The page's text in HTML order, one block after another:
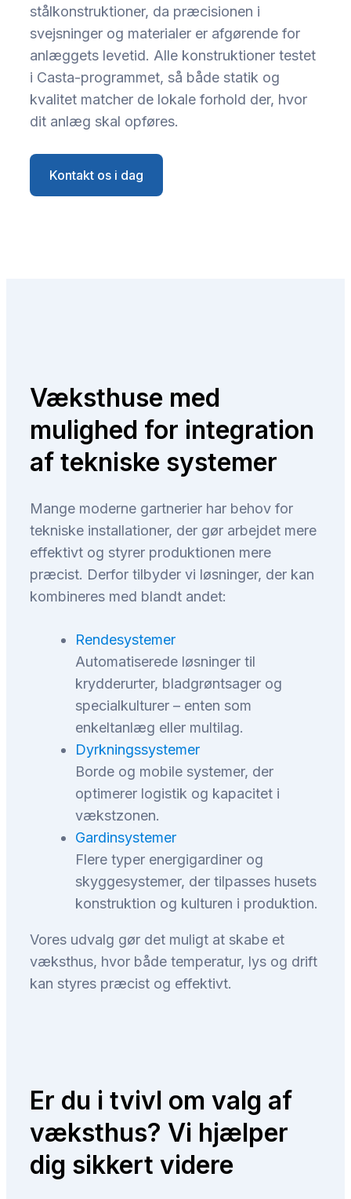
stålkonstruktioner, da præcisionen i
svejsninger og materialer er afgørende for
anlæggets levetid. Alle konstruktioner testet
i Casta-programmet, så både statik og
kvalitet matcher de lokale forhold der, hvor
dit anlæg skal opføres.
Kontakt os i dag
Væksthuse med
mulighed for integration
af tekniske systemer
Mange moderne gartnerier har behov for
tekniske installationer, der gør arbejdet mere
effektivt og styrer produktionen mere
præcist. Derfor tilbyder vi løsninger, der kan
kombineres med blandt andet:
Rendesystemer
Automatiserede løsninger til
krydderurter, bladgrøntsager og
specialkulturer – enten som
enkeltanlæg eller multilag.
Dyrkningssystemer
Borde og mobile systemer, der
optimerer logistik og kapacitet i
vækstzonen.
Gardinsystemer
Flere typer energigardiner og
skyggesystemer, der tilpasses husets
konstruktion og kulturen i produktion.
Vores udvalg gør det muligt at skabe et
væksthus, hvor både temperatur, lys og drift
kan styres præcist og effektivt.
Er du i tvivl om valg af
væksthus? Vi hjælper
dig sikkert videre